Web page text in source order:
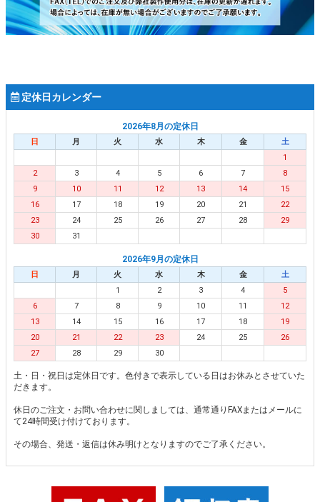
定休日カレンダー
2026年8月の定休日
日 月 火 水 木 金
土
1
2
3 4 5 6 7
8
9
10 11 12 13 14
15
16
17 18 19 20 21
22
23
24 25 26 27 28
29
30
31
2026年9月の定休日
日 月 火 水 木 金
土
1
2 3 4
5
6
7 8 9 10 11
12
13
14 15 16 17 18
19
20
21 22 23 24 25
26
27
28 29 30
土・日・祝日は定休日です。色付きで表示している日はお休みとさせていた
だきます。
休日のご注文・お問い合わせに関しましては、通常通りFAXまたはメールに
て24時間受け付けております。
その場合、発送・返信は休み明けとなりますのでご了承ください。